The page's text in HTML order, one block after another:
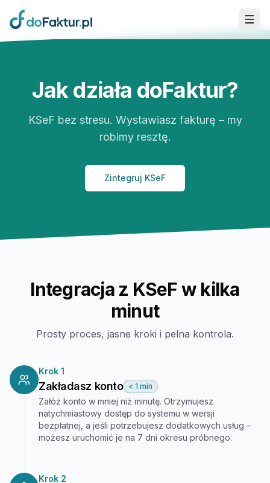
Przejdź do głównej treści
Jak działa doFaktur?
KSeF bez stresu. Wystawiasz fakturę – my
robimy resztę.
Zintegruj KSeF
Integracja z KSeF w kilka
minut
Prosty proces, jasne kroki i pelna kontrola.
Krok 1
Zakładasz konto < 1 min
Załóż konto w mniej niż minutę. Otrzymujesz
natychmiastowy dostęp do systemu w wersji
bezpłatnej, a jeśli potrzebujesz dodatkowych usług –
możesz uruchomić je na 7 dni okresu próbnego.
Krok 2